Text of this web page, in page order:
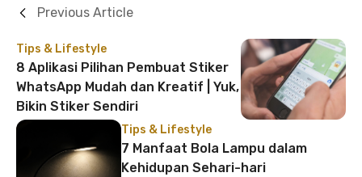
Tips & Lifestyle
8 Aplikasi Pilihan Pembuat Stiker
WhatsApp Mudah dan Kreatif | Yuk,
Bikin Stiker Sendiri
Previous Article
Tips & Lifestyle
7 Manfaat Bola Lampu dalam
Kehidupan Sehari-hari